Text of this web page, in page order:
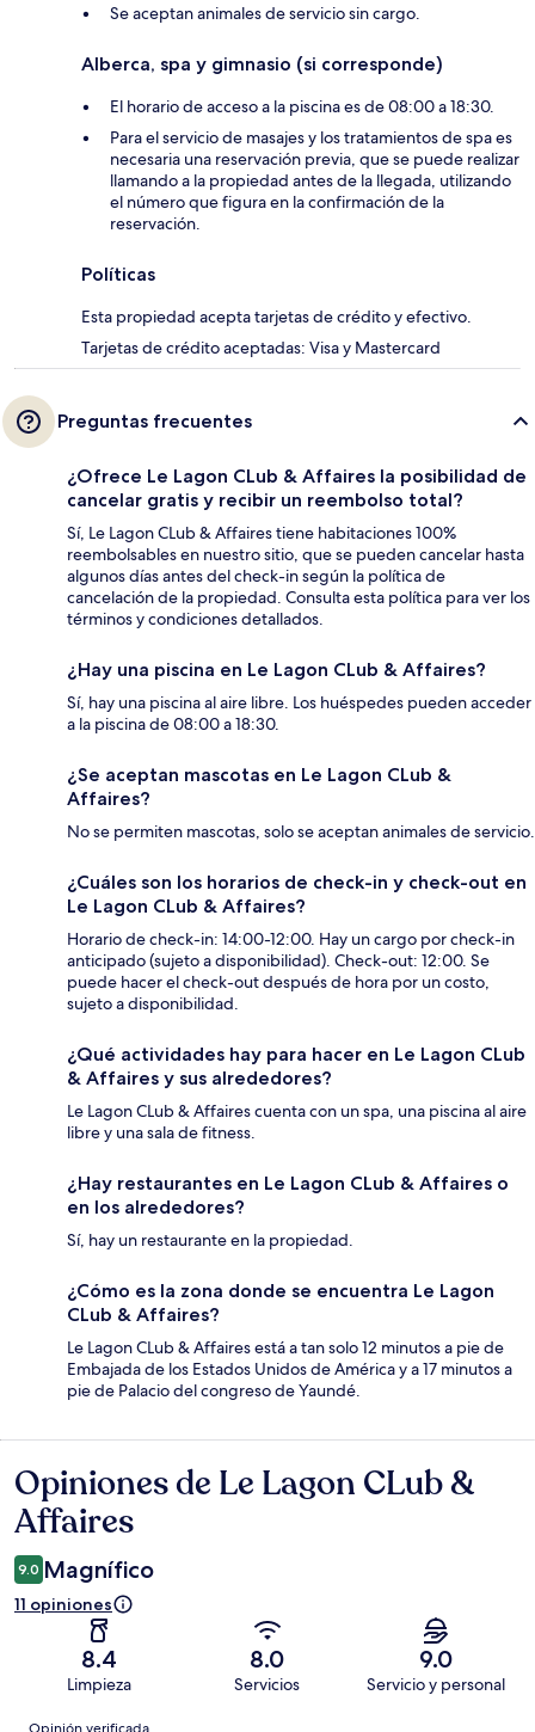
Se aceptan animales de servicio sin cargo.
Alberca, spa y gimnasio (si corresponde)
El horario de acceso a la piscina es de 08:00 a 18:30.
Para el servicio de masajes y los tratamientos de spa es
necesaria una reservación previa, que se puede realizar
llamando a la propiedad antes de la llegada, utilizando
el número que figura en la confirmación de la
reservación.
Políticas
Esta propiedad acepta tarjetas de crédito y efectivo.
Tarjetas de crédito aceptadas: Visa y Mastercard
Preguntas frecuentes
¿Ofrece Le Lagon CLub & Affaires la posibilidad de
cancelar gratis y recibir un reembolso total?
Sí, Le Lagon CLub & Affaires tiene habitaciones 100%
reembolsables en nuestro sitio, que se pueden cancelar hasta
algunos días antes del check-in según la política de
cancelación de la propiedad. Consulta esta política para ver los
términos y condiciones detallados.
¿Hay una piscina en Le Lagon CLub & Affaires?
Sí, hay una piscina al aire libre. Los huéspedes pueden acceder
a la piscina de 08:00 a 18:30.
¿Se aceptan mascotas en Le Lagon CLub &
Affaires?
No se permiten mascotas, solo se aceptan animales de servicio.
¿Cuáles son los horarios de check-in y check-out en
Le Lagon CLub & Affaires?
Horario de check-in: 14:00-12:00. Hay un cargo por check-in
anticipado (sujeto a disponibilidad). Check-out: 12:00. Se
puede hacer el check-out después de hora por un costo,
sujeto a disponibilidad.
¿Qué actividades hay para hacer en Le Lagon CLub
& Affaires y sus alrededores?
Le Lagon CLub & Affaires cuenta con un spa, una piscina al aire
libre y una sala de fitness.
¿Hay restaurantes en Le Lagon CLub & Affaires o
en los alrededores?
Sí, hay un restaurante en la propiedad.
¿Cómo es la zona donde se encuentra Le Lagon
CLub & Affaires?
Le Lagon CLub & Affaires está a tan solo 12 minutos a pie de
Embajada de los Estados Unidos de América y a 17 minutos a
pie de Palacio del congreso de Yaundé.
Opiniones
Opiniones de Le Lagon CLub &
Affaires
9.0 Magnífico
11 opiniones
8.4
Limpieza
8.0
Servicios
9.0
Servicio y personal
Opiniones
Opinión verificada